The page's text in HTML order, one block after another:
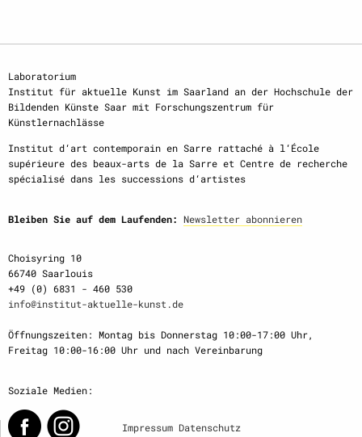
Laboratorium
Institut für aktuelle Kunst im Saarland an der Hochschule der
Bildenden Künste Saar mit Forschungszentrum für
Künstlernachlässe
Institut d‘art contemporain en Sarre rattaché à l‘École
supérieure des beaux-arts de la Sarre et Centre de recherche
spécialisé dans les successions d‘artistes
Bleiben Sie auf dem Laufenden: Newsletter abonnieren
Choisyring 10
66740 Saarlouis
+49 (0) 6831 - 460 530
info@institut-aktuelle-kunst.de
Öffnungszeiten: Montag bis Donnerstag 10:00-17:00 Uhr,
Freitag 10:00-16:00 Uhr und nach Vereinbarung
Soziale Medien:
Impressum Datenschutz